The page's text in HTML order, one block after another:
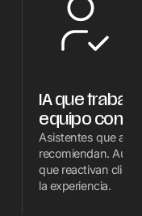
IA que
equipo
Asistentes que
recomiendan.
que reactivan
la experiencia.